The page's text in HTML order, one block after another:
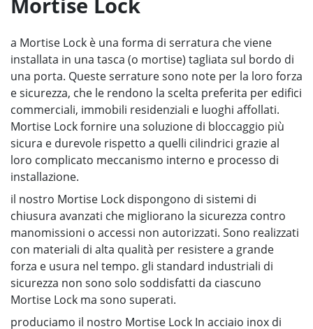
Mortise Lock
a Mortise Lock è una forma di serratura che viene
installata in una tasca (o mortise) tagliata sul bordo di
una porta. Queste serrature sono note per la loro forza
e sicurezza, che le rendono la scelta preferita per edifici
commerciali, immobili residenziali e luoghi affollati.
Mortise Lock fornire una soluzione di bloccaggio più
sicura e durevole rispetto a quelli cilindrici grazie al
loro complicato meccanismo interno e processo di
installazione.
il nostro Mortise Lock dispongono di sistemi di
chiusura avanzati che migliorano la sicurezza contro
manomissioni o accessi non autorizzati. Sono realizzati
con materiali di alta qualità per resistere a grande
forza e usura nel tempo. gli standard industriali di
sicurezza non sono solo soddisfatti da ciascuno
Mortise Lock ma sono superati.
produciamo il nostro Mortise Lock In acciaio inox di